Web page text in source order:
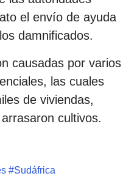
el envío de ayuda
damnificados.
causadas por varios
las cuales
de viviendas,
cultivos.
#Sudáfrica